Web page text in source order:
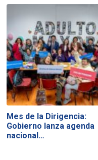
Mes de la Dirigencia:
Gobierno lanza agenda
nacional…